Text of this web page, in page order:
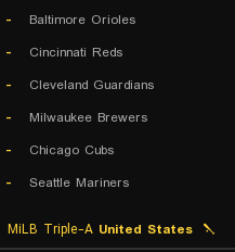
Baltimore Orioles
-
Cincinnati Reds
-
Cleveland Guardians
-
Milwaukee Brewers
-
Chicago Cubs
-
Seattle Mariners
-
United States